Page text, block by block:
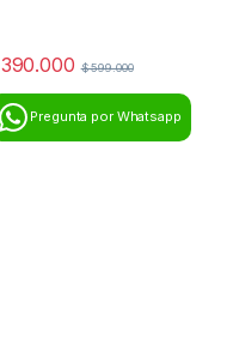
390.000 $599.000
Pregunta por Whatsapp